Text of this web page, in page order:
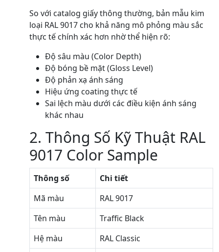
So với catalog giấy thông thường, bản mẫu kim
loại RAL 9017 cho khả năng mô phỏng màu sắc
thực tế chính xác hơn nhờ thể hiện rõ:
Độ sâu màu (Color Depth)
Độ bóng bề mặt (Gloss Level)
Độ phản xạ ánh sáng
Hiệu ứng coating thực tế
Sai lệch màu dưới các điều kiện ánh sáng
khác nhau
2. Thông Số Kỹ Thuật RAL
9017 Color Sample
Thông số
Chi tiết
Mã màu
RAL 9017
Tên màu
Traffic Black
Hệ màu
RAL Classic